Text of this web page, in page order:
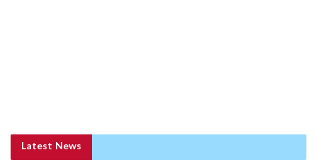
Latest News